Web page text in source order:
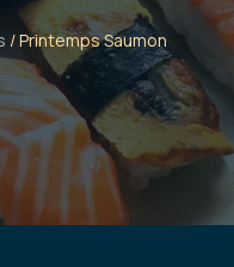
/ Printemps Saumon